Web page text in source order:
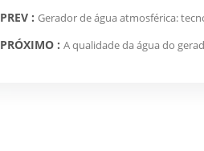
PREV : Gerador de água atmosférica:
PRÓXIMO : A qualidade da água do